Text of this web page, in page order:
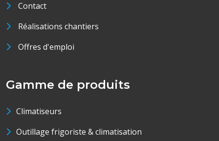
Contact
Réalisations chantiers
Offres d'emploi
Gamme de produits
Climatiseurs
Outillage frigoriste & climatisation